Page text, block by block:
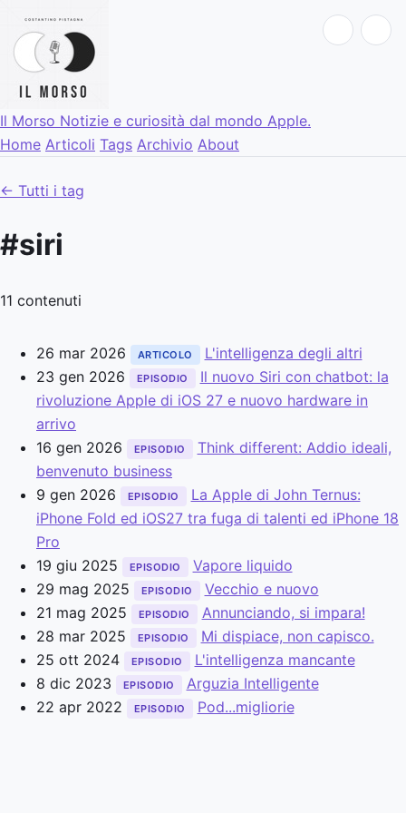
Il Morso Notizie e curiosità dal mondo Apple.
Home Articoli Tags Archivio About
← Tutti i tag
#siri
11 contenuti
26 mar 2026 ARTICOLO
L'intelligenza degli altri
23 gen 2026
EPISODIO
Il nuovo Siri con chatbot: la
rivoluzione Apple di iOS 27 e nuovo hardware in
arrivo
16 gen 2026
EPISODIO
Think different: Addio ideali,
benvenuto business
9 gen 2026
EPISODIO
La Apple di John Ternus:
iPhone Fold ed iOS27 tra fuga di talenti ed iPhone 18
Pro
19 giu 2025
EPISODIO
Vapore liquido
29 mag 2025
EPISODIO
Vecchio e nuovo
21 mag 2025
EPISODIO
Annunciando, si impara!
28 mar 2025
EPISODIO
Mi dispiace, non capisco.
25 ott 2024
EPISODIO
L'intelligenza mancante
8 dic 2023
EPISODIO
Arguzia Intelligente
22 apr 2022
EPISODIO Pod...migliorie